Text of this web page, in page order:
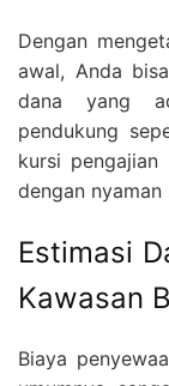
Dengan
awal, Anda
dana yang
pendukung
kursi
dengan
Estimasi
Kawasan
Biaya